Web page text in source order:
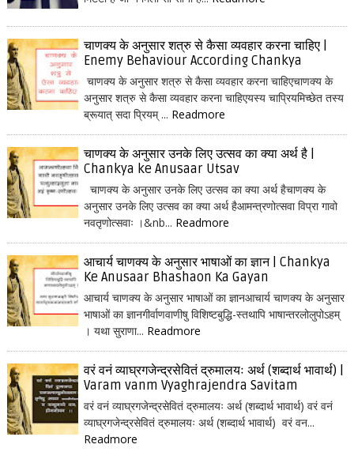
चाणक्य के अनुसार शत्रु से कैसा व्यवहार करना चाहिए |
Enemy Behaviour According Chankya
चाणक्य के अनुसार शत्रु से कैसा व्यवहार करना चाहिएचाणक्य के
अनुसार शत्रु से कैसा व्यवहार करना चाहिएयस्य चाप्रियमिच्छेत तस्य
ब्रूयात् सदा प्रियम् ... Readmore
चाणक्य के अनुसार उनके लिए उत्सव का क्या अर्थ है |
Chankya ke Anusaar Utsav
चाणक्य के अनुसार उनके लिए उत्सव का क्या अर्थ हैचाणक्य के
अनुसार उनके लिए उत्सव का क्या अर्थ हैआमन्त्रणोत्सवा विप्रा गावो
नवतृणोत्सवाः ।&nb... Readmore
आचार्य चाणक्य के अनुसार भाषाओं का ज्ञान | Chankya
Ke Anusaar Bhashaon Ka Gayan
आचार्य चाणक्य के अनुसार भाषाओं का ज्ञानआचार्य चाणक्य के अनुसार
भाषाओं का ज्ञानगीर्वाणवाणीषु विशिष्टबुद्धि-स्तथापि भाषान्तरलोलुपोऽहम्
। यथा सुराणा... Readmore
वरं वनं व्याघ्रगजेन्द्रसेवितं द्रुमालयः अर्थ (शब्दार्थ भावार्थ) |
Varam vanm Vyaghrajendra Savitam
वरं वनं व्याघ्रगजेन्द्रसेवितं द्रुमालयः अर्थ (शब्दार्थ भावार्थ) वरं वनं
व्याघ्रगजेन्द्रसेवितं द्रुमालयः अर्थ (शब्दार्थ भावार्थ) वरं वन...
Readmore